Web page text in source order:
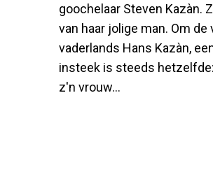
goochelaar Steven Kazàn.
van haar jolige man. Om
vaderlands Hans Kazàn,
insteek is steeds
z'n vrouw...